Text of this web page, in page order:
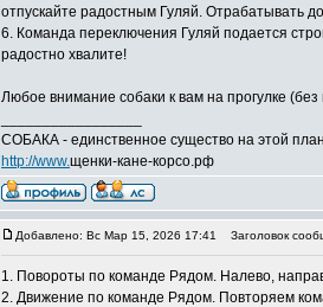
отпускайте радостным Гуляй. Отрабатывать
6. Команда переключения Гуляй подается
радостно хвалите!
Любое внимание собаки к вам на прогулке
СОБАКА - единственное существо на этой
http://www.щенки-кане-корсо.рф
Добавлено: Вс Мар 15, 2026 17:41 Заголовок
1. Повороты по команде Рядом. Налево,
2. Движение по команде Рядом. Повторяем